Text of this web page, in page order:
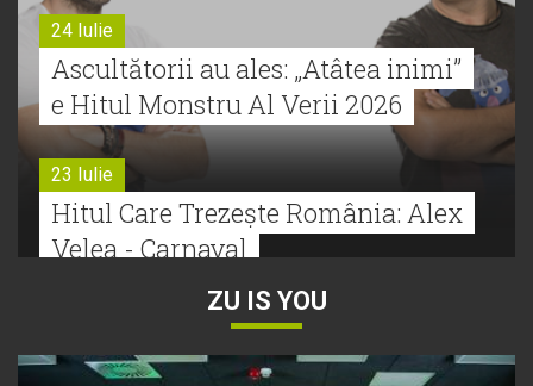
24 Iulie
Ascultătorii au ales: „Atâtea inimi”
e Hitul Monstru Al Verii 2026
23 Iulie
Hitul Care Trezește România: Alex
Velea - Carnaval
Bătălie strânsă la Hitul Monstru Al
ZU IS YOU